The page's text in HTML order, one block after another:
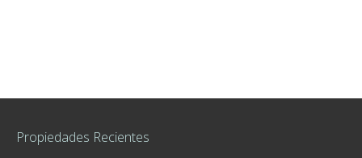
Propiedades Recientes